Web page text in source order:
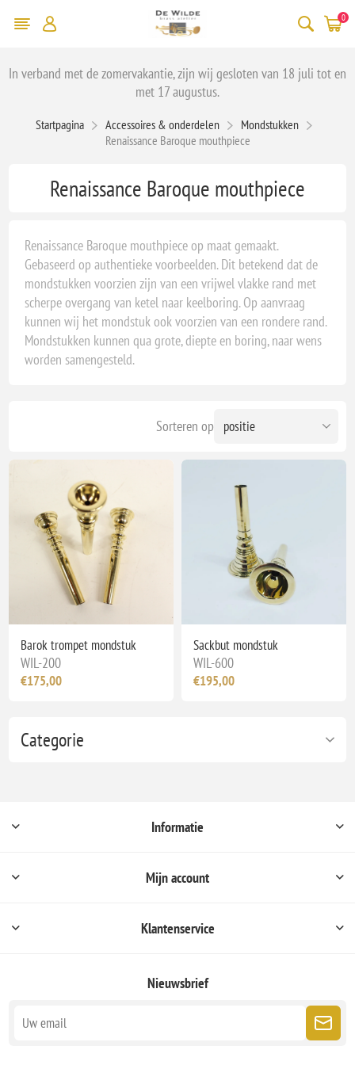
0
In verband met de zomervakantie, zijn wij gesloten van 18 juli tot en
met 17 augustus.
Startpagina Accessoires & onderdelen
Mondstukken
Renaissance Baroque mouthpiece
Categorie
Renaissance Baroque mouthpiece
Renaissance Baroque mouthpiece op maat gemaakt.
Gebaseerd op authentieke voorbeelden. Dit betekend dat de
mondstukken voorzien zijn van een vrijwel vlakke rand met
scherpe overgang van ketel naar keelboring. Op aanvraag
kunnen wij het mondstuk ook voorzien van een rondere rand.
Mondstukken kunnen qua grote, diepte en boring, naar wens
worden samengesteld.
Sorteren op
Barok trompet mondstuk
WIL-200
€175,00
Sackbut mondstuk
WIL-600
€195,00
Informatie
Mijn account
Klantenservice
Nieuwsbrief